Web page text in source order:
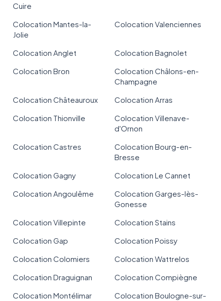
Cuire
Colocation Mantes-la-
Jolie
Colocation Valenciennes
Colocation Anglet
Colocation Bagnolet
Colocation Bron
Colocation Châlons-en-
Champagne
Colocation Châteauroux
Colocation Arras
Colocation Thionville
Colocation Villenave-
d'Ornon
Colocation Castres
Colocation Bourg-en-
Bresse
Colocation Gagny
Colocation Le Cannet
Colocation Angoulême
Colocation Garges-lès-
Gonesse
Colocation Villepinte
Colocation Stains
Colocation Gap
Colocation Poissy
Colocation Colomiers
Colocation Wattrelos
Colocation Draguignan
Colocation Compiègne
Colocation Montélimar
Colocation Boulogne-sur-